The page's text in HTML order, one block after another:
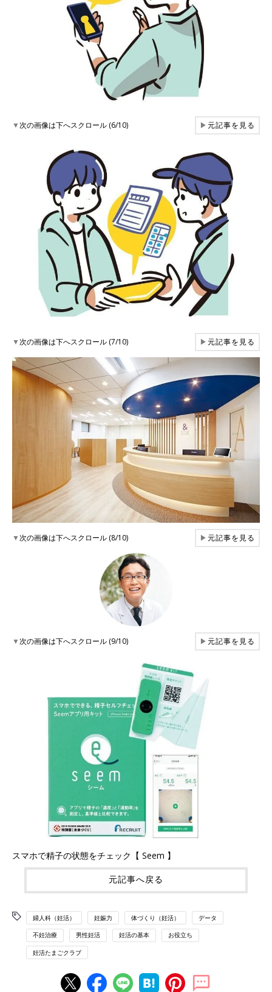
▼次の画像は下へスクロール (6/10) ▶元記事を見る
▼次の画像は下へスクロール (7/10) ▶元記事を見る
▼次の画像は下へスクロール (8/10) ▶元記事を見る
▼次の画像は下へスクロール (9/10) ▶元記事を見る
スマホで精子の状態をチェック【 Seem 】
元記事へ戻る
婦人科（妊活） 妊娠力 体づくり（妊活） データ
不妊治療 男性妊活 妊活の基本 お役立ち
妊活たまごクラブ